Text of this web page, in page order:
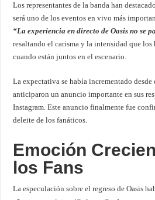
Los representantes de la banda han
será uno de los eventos en vivo más
“La experiencia en directo de Oasis no se
resaltando el carisma y la intensidad que los
cuando están juntos en el escenario.
La expectativa se había incrementado
anticiparon un anuncio importante en sus
Instagram. Este anuncio finalmente fue
deleite de los fanáticos.
Emoción
los Fans
La especulación sobre el regreso de Oasis